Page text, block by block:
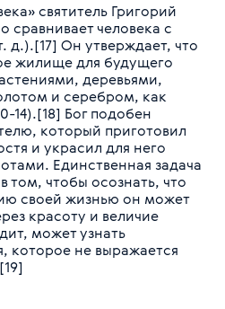
святитель Григорий
человека с
д.).[17] Он утверждает, что
жилище для будущего
деревьями,
и серебром, как
14).[18] Бог подобен
который приготовил
и украсил для него
Единственная задача
том, чтобы осознать, что
своей жизнью он может
красоту и величие
может узнать
которое не выражается